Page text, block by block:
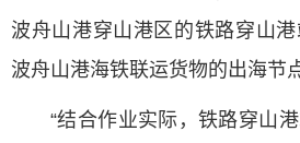
波舟山港穿山港区的铁路穿山
波舟山港海铁联运货物的出海节
“结合作业实际，铁路穿山